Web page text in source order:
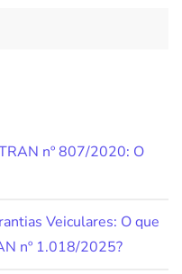
nº 807/2020: O
Veiculares: O que
nº 1.018/2025?